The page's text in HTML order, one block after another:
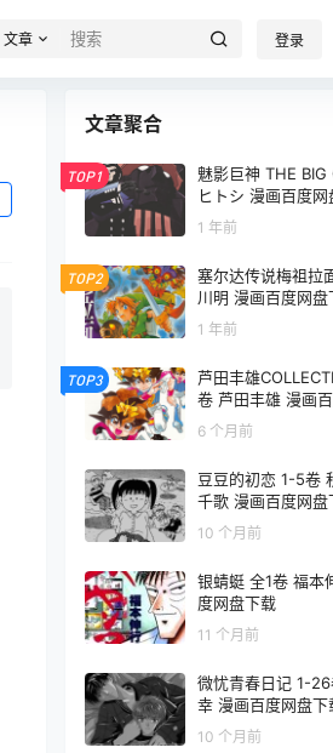
文章 登录
文章聚合
TOP1
魅影巨神 THE
ヒトシ 漫画百度网
1 年前
TOP2
塞尔达传说梅祖拉
川明 漫画百度网盘
1 年前
TOP3
芦田丰雄
卷 芦田丰雄 漫画
6 个月前
豆豆的初恋 1-5卷 秋元康 木村
千歌 漫画百度网
10 个月前
银蜻蜓 全1卷 福本
度网盘下载
11 个月前
微忧青春日记 1-26卷 阿部美
幸 漫画百度网盘
10 个月前